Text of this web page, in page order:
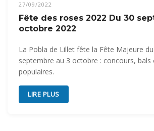
27/09/2022
Fête des roses 2022 Du 30
octobre 2022
La Pobla de Lillet fête la Fête Majeure
septembre au 3 octobre : concours, bals
populaires.
LIRE PLUS